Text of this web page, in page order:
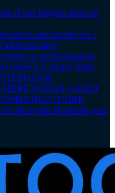
d’une brigade pour en
sanctionnés en 2
sa transformation
à E-Space Togo
D’EDZI A EDZI
Nouvelle Bouteille pour